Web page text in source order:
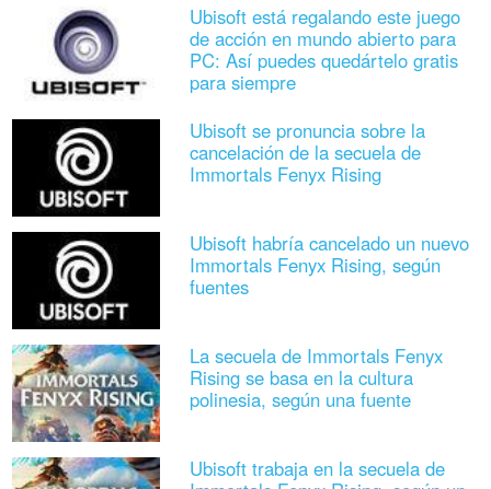
Ubisoft está regalando este juego
de acción en mundo abierto para
PC: Así puedes quedártelo gratis
para siempre
Ubisoft se pronuncia sobre la
cancelación de la secuela de
Immortals Fenyx Rising
Ubisoft habría cancelado un nuevo
Immortals Fenyx Rising, según
fuentes
La secuela de Immortals Fenyx
Rising se basa en la cultura
polinesia, según una fuente
Ubisoft trabaja en la secuela de